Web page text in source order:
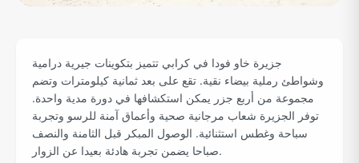
جزيرة خاو فودا في كرابي تتميز بتكوينات جيرية درامية
وشواطئ رملية بيضاء نقية. تقع على بعد ثمانية كيلومترات وتضم
مجموعة من أربع جزر يمكن استكشافها في دورة مدية واحدة.
توفر الجزيرة شعاب مرجانية صحية وأعماق آمنة للرسو وتجربة
سباحة وغطس استثنائية. الوصول المبكر قبل الثامنة والنصف
صباحا يضمن تجربة هادئة بعيدا عن الزوار.